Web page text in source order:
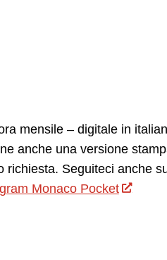
mensile – digitale in
anche una versione
richiesta. Seguiteci anche
Monaco Pocket